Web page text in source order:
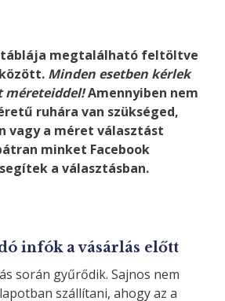
megtalálható feltöltve
Minden esetben kérlek
méreteiddel!Amennyiben nem
ruhára van szükséged,
vagy a méret választást
minket Facebook
segítek a választásban.
infók a vásárlás előtt
során gyűrődik. Sajnos nem
szállítani, ahogy az a